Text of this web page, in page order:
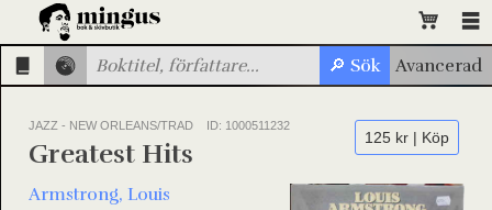
JAZZ - NEW ORLEANS/TRAD ID: 1000511232
125 kr | Köp
Greatest Hits
Armstrong, Louis